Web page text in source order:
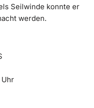
Seilwinde konnte er
werden.
Uhr